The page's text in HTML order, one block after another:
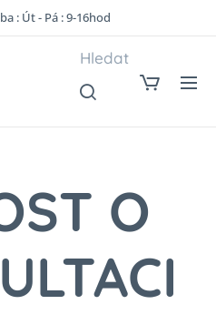
: Út - Pá : 9-16hod
Hledat
O